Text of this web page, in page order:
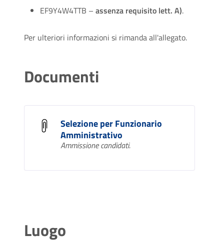
EF9Y4W4TTB – assenza requisito lett. A).
Per ulteriori informazioni si rimanda all'allegato.
Documenti
Selezione per Funzionario
Amministrativo
Ammissione candidati.
Luogo